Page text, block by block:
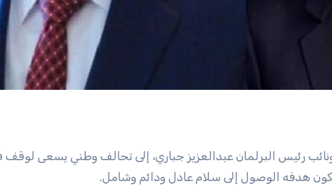
رئيس البرلمان عبدالعزيز جباري، إلى تحالف وطني يسعى لوقف
هدفه الوصول إلى سلام عادل ودائم وشامل.